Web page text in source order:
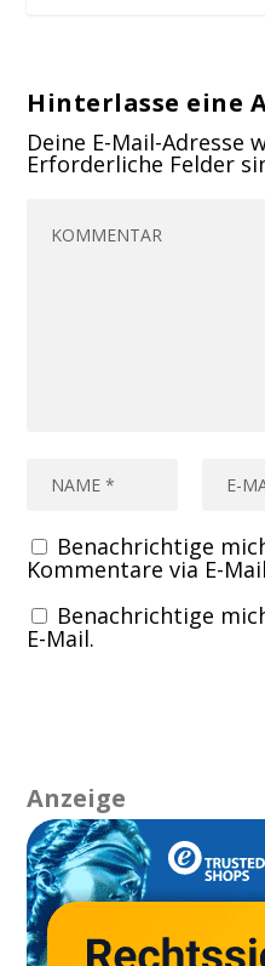
Hinterlasse eine
Deine E-Mail-
Erforderliche Felder
Benachrichtige
Kommentare via E-
Benachrichtige
E-Mail.
Anzeige